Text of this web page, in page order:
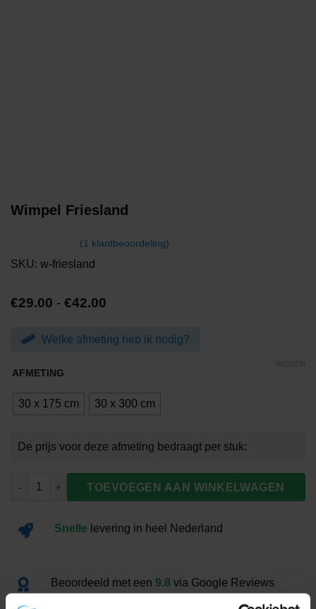
Wimpel Friesland
Gewaardeerd
op
1
klant
waardering
(1 klantbeoordeling)
SKU: w-friesland
€29.00 - €42.00
€42.00
Welke afmeting heb ik nodig?
AFMETING
30 x 175 cm 30 x 300 cm
Wimpel Friesland aantal
TOEVOEGEN AAN WINKELWAGEN
Snelle levering in heel Nederland
Beoordeeld met een 9.8 via Google Reviews